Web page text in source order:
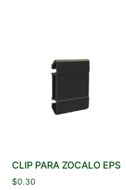
CLIP PARA ZOCALO EPS
$0.30